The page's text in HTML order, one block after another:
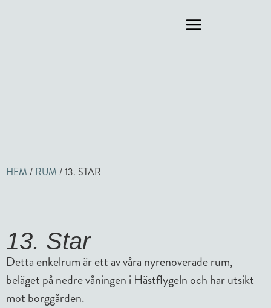
HEM / RUM /13. STAR
13. Star
Detta enkelrum är ett av våra nyrenoverade rum,
beläget på nedre våningen i Hästflygeln och har utsikt
mot borggården.